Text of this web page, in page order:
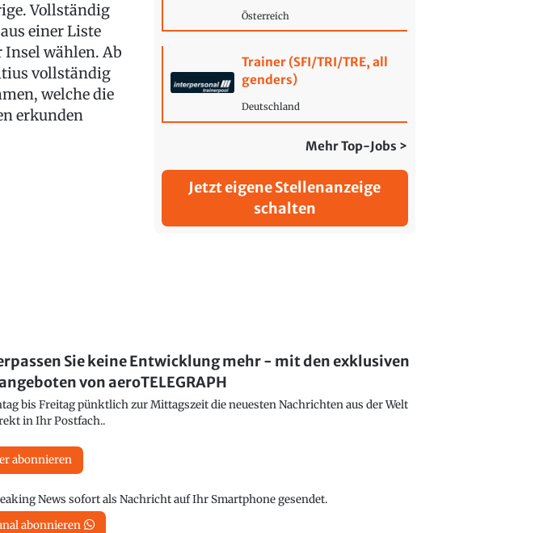
Vollständig
einer Liste
Insel wählen. Ab
vollständig
welche die
erkunden
Österreich
Trainer (SFI/TRI/TRE, all
genders)
Deutschland
Mehr Top-Jobs >
Jetzt eigene Stellenanzeige
schalten
Sie keine Entwicklung mehr - mit den exklusiven
von aeroTELEGRAPH
bis Freitag pünktlich zur Mittagszeit die neuesten Nachrichten aus der Welt
in Ihr Postfach..
abonnieren
News sofort als Nachricht auf Ihr Smartphone gesendet.
abonnieren